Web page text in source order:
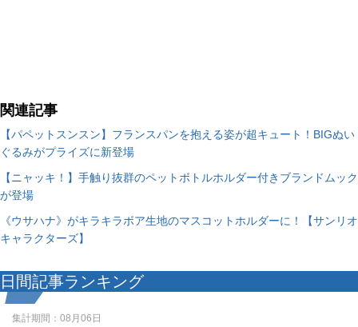
関連記事
【パペットスンスン】フランスパンを抱える姿が超キュート！BIGぬい
ぐるみがプライズに新登場
【ニャッキ！】手触り抜群のペットボトルホルダー付きブランドムック
が登場
《ウサハナ》がキラキラボア生地のマスコットホルダーに！【サンリオ
キャラクターズ】
日間記事ランキング
集計期間： 08月06日